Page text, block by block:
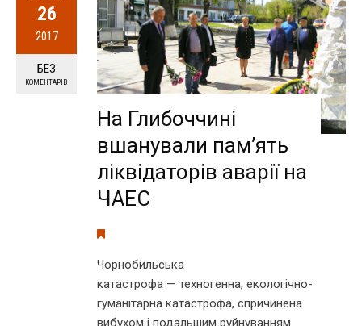
26
2017
БЕЗ
КОМЕНТАРІВ
На Глибоччині
вшанували пам’ять
ліквідаторів аварії на
ЧАЕС
Чорнобильська
катастрофа — техногенна, екологічно-
гуманітарна катастрофа, спричинена